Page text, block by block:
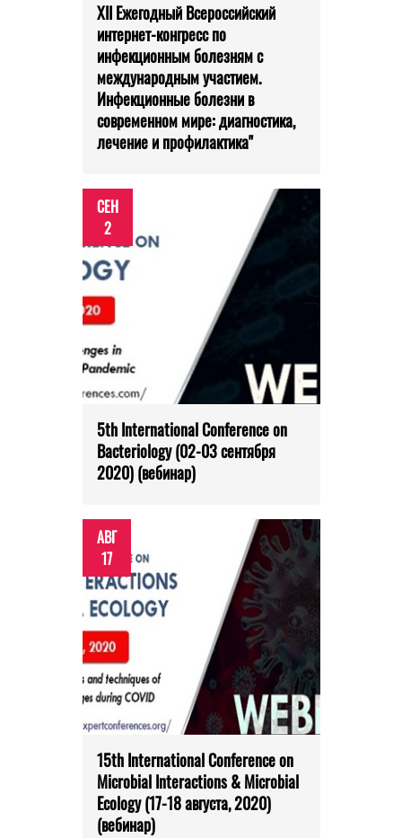
XII Ежегодный Всероссийский
интернет-конгресс по
инфекционным болезням с
международным участием.
Инфекционные болезни в
современном мире: диагностика,
лечение и профилактика"
СЕН
2
5th International Conference on
Bacteriology (02-03 сентября
2020) (вебинар)
АВГ
17
15th International Conference on
Microbial Interactions & Microbial
Ecology (17-18 августа, 2020)
(вебинар)